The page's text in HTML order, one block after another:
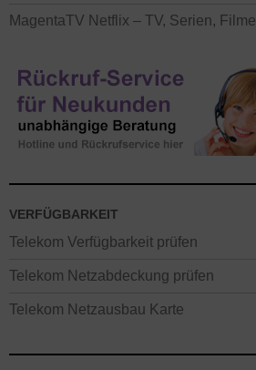
MagentaTV Netflix – TV, Serien, Filme
VERFÜGBARKEIT
Telekom Verfügbarkeit prüfen
Telekom Netzabdeckung prüfen
Telekom Netzausbau Karte